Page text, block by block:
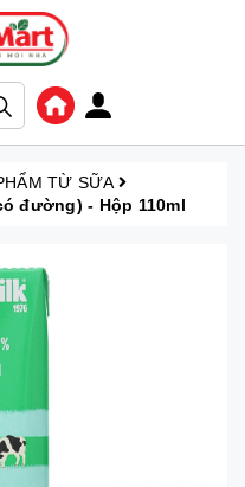
TỪ SỮA
đường) - Hộp 110ml